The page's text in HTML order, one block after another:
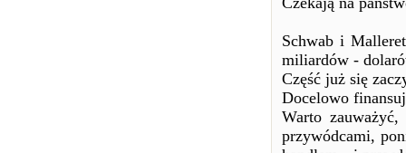
Schwab i
miliardów -
Część już się
Docelowo
Warto
przywódcami,